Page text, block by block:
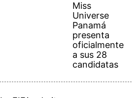
Miss
Universe
Panamá
presenta
oficialmente
a sus 28
candidatas